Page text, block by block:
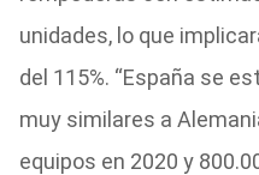
unidades, lo que
del 115%. “España se
muy similares a
equipos en 2020 y